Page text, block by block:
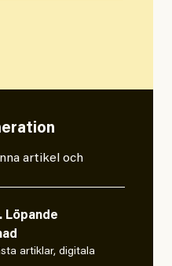
artikel och
Löpande
artiklar, digitala